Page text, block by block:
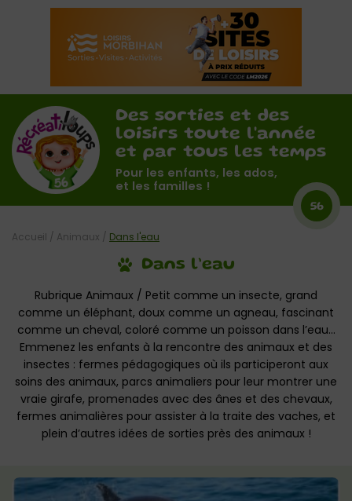
Des sorties et des
loisirs toute l'année
et par tous les temps
Pour les enfants, les ados,
et les familles !
56
Dans l’eau
Rubrique Animaux / Petit comme un insecte, grand
comme un éléphant, doux comme un agneau, fascinant
comme un cheval, coloré comme un poisson dans l’eau…
Emmenez les enfants à la rencontre des animaux et des
insectes : fermes pédagogiques où ils participeront aux
soins des animaux, parcs animaliers pour leur montrer une
vraie girafe, promenades avec des ânes et des chevaux,
fermes animalières pour assister à la traite des vaches, et
plein d’autres idées de sorties près des animaux !
Accueil / Animaux / Dans l'eau